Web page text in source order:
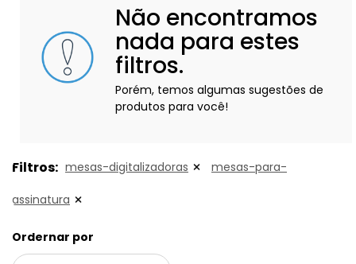
Não encontramos
nada para estes
filtros.
Porém, temos algumas sugestões de
produtos para você!
Filtros: mesas-digitalizadoras mesas-para-
assinatura
Ordernar por